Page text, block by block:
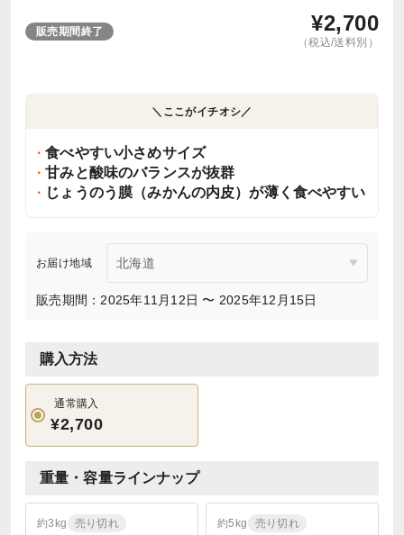
販売期間終了 ¥2,700
（税込/送料別）
＼ここがイチオシ／
食べやすい小さめサイズ
甘みと酸味のバランスが抜群
じょうのう膜（みかんの内皮）が薄く食べやすい
お届け地域
販売期間：2025年11月12日 〜 2025年12月15日
購入方法
通常購入
¥2,700
重量・容量ラインナップ
約3kg 売り切れ 約5kg 売り切れ